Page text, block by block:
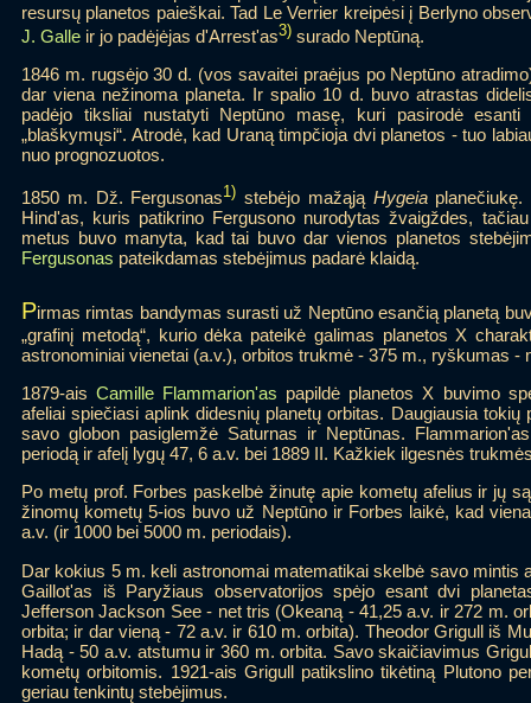
resursų planetos paieškai. Tad Le Verrier kreipėsi į Berlyno
J. Galle ir jo padėjėjas d'Arrest'as3) surado Neptūną.
1846 m. rugsėjo 30 d. (vos savaitei praėjus po Neptūno
dar viena nežinoma planeta. Ir spalio 10 d. buvo atrastas
padėjo tiksliai nustatyti Neptūno masę, kuri pasirodė
„blaškymųsi“. Atrodė, kad Uraną timpčioja dvi planetos - tuo
nuo prognozuotos.
1850 m. Dž. Fergusonas1) stebėjo mažąją Hygeiaplanečiukę.
Hind'as, kuris patikrino Fergusono nurodytas žvaigždes,
metus buvo manyta, kad tai buvo dar vienos planetos
Fergusonas pateikdamas stebėjimus padarė klaidą.
Pirmas rimtas bandymas surasti už Neptūno esančią planetą
„grafinį metodą“, kurio dėka pateikė galimas planetos X
astronominiai vienetai (a.v.), orbitos trukmė - 375 m., ryškumas -
1879-aisCamille Flammarion'as papildė planetos X buvimo
afeliai spiečiasi aplink didesnių planetų orbitas. Daugiausia tokių
savo globon pasiglemžė Saturnas ir Neptūnas.
periodą ir afelį lygų 47, 6 a.v. bei 1889 II. Kažkiek ilgesnės
Po metų prof. Forbes paskelbė žinutę apie kometų afelius ir jų
žinomų kometų 5-ios buvo už Neptūno ir Forbes laikė, kad
a.v. (ir 1000 bei 5000 m. periodais).
Dar kokius 5 m. keli astronomai matematikai skelbė savo mintis
Gaillot'as iš Paryžiaus observatorijos spėjo esant dvi
Jefferson Jackson See - net tris (Okeaną - 41,25 a.v. ir 272 m.
orbita; ir dar vieną - 72 a.v. ir 610 m. orbita). Theodor Grigull iš
Hadą - 50 a.v. atstumu ir 360 m. orbita. Savo skaičiavimus
kometų orbitomis. 1921-ais Grigull patikslino tikėtiną Plutono
geriau tenkintų stebėjimus.